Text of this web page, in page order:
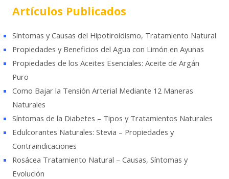
s
a
Artículos Publicados
Síntomas y Causas del Hipotiroidismo, Tratamiento Natural
Propiedades y Beneficios del Agua con Limón en Ayunas
Propiedades de los Aceites Esenciales: Aceite de Argán
Puro
Como Bajar la Tensión Arterial Mediante 12 Maneras
Naturales
Síntomas de la Diabetes – Tipos y Tratamientos Naturales
Edulcorantes Naturales: Stevia – Propiedades y
Contraindicaciones
Rosácea Tratamiento Natural – Causas, Síntomas y
Evolución